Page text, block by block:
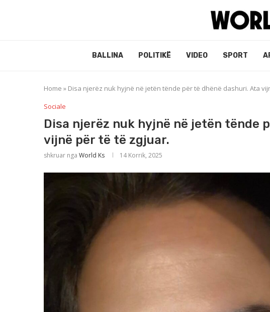
BALLINA POLITIKË VIDEO SPORT
Home » Disa njerëz nuk hyjnë në jetën tënde për të dhënë dashuri. Ata
Sociale
Disa njerëz nuk hyjnë në jetën tënde
vijnë për të të zgjuar.
shkruar nga World Ks 14 Korrik, 2025